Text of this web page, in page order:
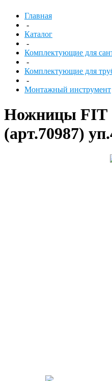
Главная
-
Каталог
-
Комплектующие для
-
Комплектующие для
-
Монтажный инструмент
Ножницы FIT
(арт.70987)